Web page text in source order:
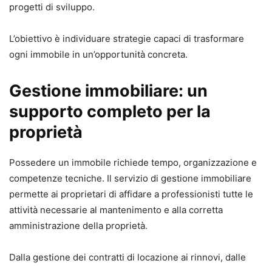
progetti di sviluppo.
L’obiettivo è individuare strategie capaci di trasformare
ogni immobile in un’opportunità concreta.
Gestione immobiliare: un
supporto completo per la
proprietà
Possedere un immobile richiede tempo, organizzazione e
competenze tecniche. Il servizio di gestione immobiliare
permette ai proprietari di affidare a professionisti tutte le
attività necessarie al mantenimento e alla corretta
amministrazione della proprietà.
Dalla gestione dei contratti di locazione ai rinnovi, dalle